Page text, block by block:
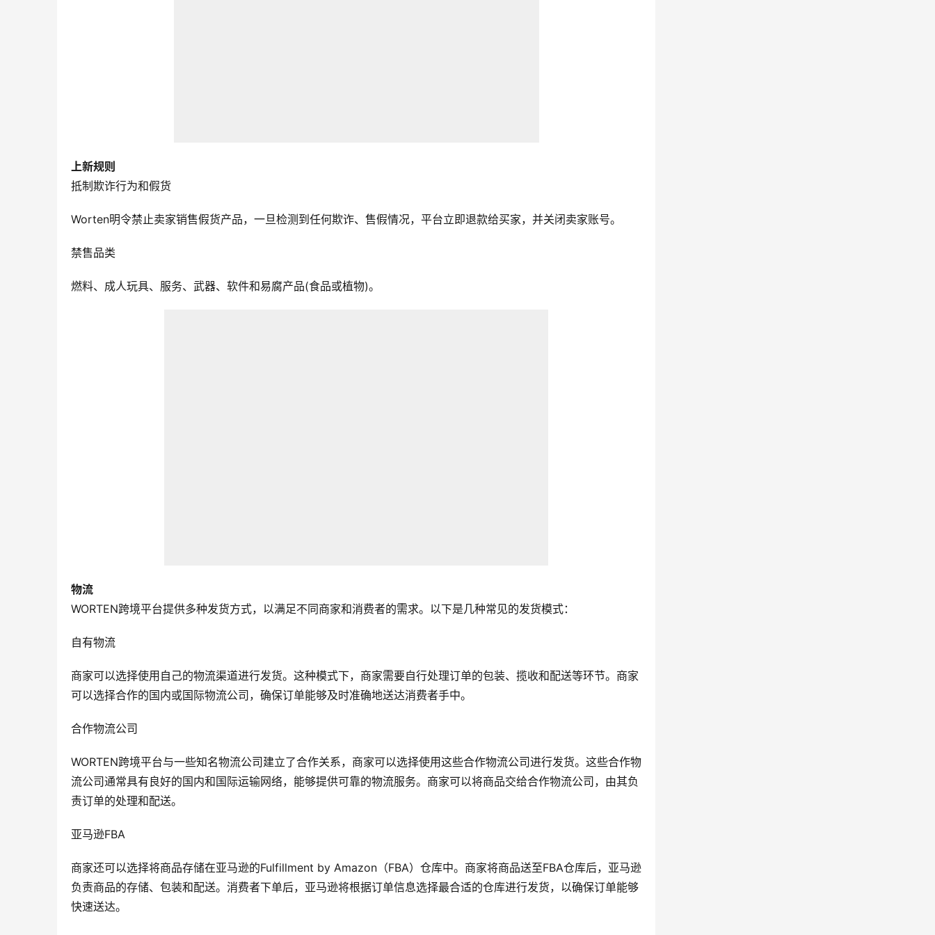
上新规则
抵制欺诈行为和假货
Worten明令禁止卖家销售假货产品，一旦检测到任何欺诈、售假情况，平台立即退款给买家，并关闭卖家账号。
禁售品类
燃料、成人玩具、服务、武器、软件和易腐产品(食品或植物)。
物流
WORTEN跨境平台提供多种发货方式，以满足不同商家和消费者的需求。以下是几种常见的发货模式：
自有物流
商家可以选择使用自己的物流渠道进行发货。这种模式下，商家需要自行处理订单的包装、揽收和配送等环节。商家
可以选择合作的国内或国际物流公司，确保订单能够及时准确地送达消费者手中。
合作物流公司
WORTEN跨境平台与一些知名物流公司建立了合作关系，商家可以选择使用这些合作物流公司进行发货。这些合作物
流公司通常具有良好的国内和国际运输网络，能够提供可靠的物流服务。商家可以将商品交给合作物流公司，由其负
责订单的处理和配送。
亚马逊FBA
商家还可以选择将商品存储在亚马逊的Fulfillment by Amazon（FBA）仓库中。商家将商品送至FBA仓库后，亚马逊
负责商品的存储、包装和配送。消费者下单后，亚马逊将根据订单信息选择最合适的仓库进行发货，以确保订单能够
快速送达。